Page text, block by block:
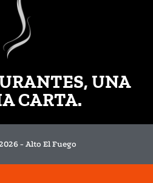
UNA
CARTA.
- Alto El Fuego